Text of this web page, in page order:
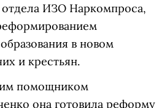
ИЗО Наркомпроса,
в новом
и крестьян.
помощником
она готовила реформу